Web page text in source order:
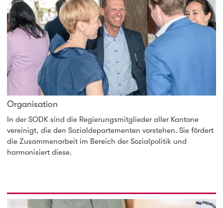
Organisation
In der SODK sind die Regierungsmitglieder aller Kantone
vereinigt, die den Sozialdepartementen vorstehen. Sie fördert
die Zusammenarbeit im Bereich der Sozialpolitik und
harmonisiert diese.